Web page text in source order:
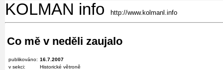
KOLMAN info http://www.kolmanl.info
Co mě v neděli zaujalo
publikováno: 16.7.2007
v sekci:
Historické větroně